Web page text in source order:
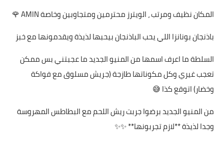
المكان نظيف ومرتب ، الويترز محترمين ومتجاوبين وخاصة AMIN 🌹
باذنجان بونانزا اللي يحب الباذنجان بيحبها لذيذة ويقدمونها مع خبز
السلطة ما اعرف اسمها من المنيو الجديد ما عجبتني بس ممكن
تعجب غيري وكل مكوناتها طازجة (جريش مسلوق مع فواكة
وخضار) اتوقع كذا 😅
من المنيو الجديد برضوا جربت ريش اللحم مع البطاطس المهروسة
وجدا لذيذة **لازم تجربونها** ✨✨